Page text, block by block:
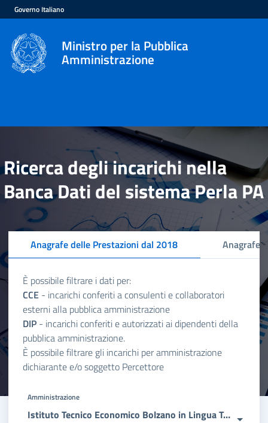
Governo Italiano
Ministro per la Pubblica
Amministrazione
Ricerca degli incarichi nella
Banca Dati del sistema Perla PA
Anagrafe delle Prestazioni dal 2018 Anagrafe
È possibile filtrare i dati per:
CCE - incarichi conferiti a consulenti e collaboratori
esterni alla pubblica amministrazione
DIP - incarichi conferiti e autorizzati ai dipendenti della
pubblica amministrazione.
È possibile filtrare gli incarichi per amministrazione
dichiarante e/o soggetto Percettore
Amministrazione
Istituto Tecnico Economico Bolzano in Lingua Tedesca